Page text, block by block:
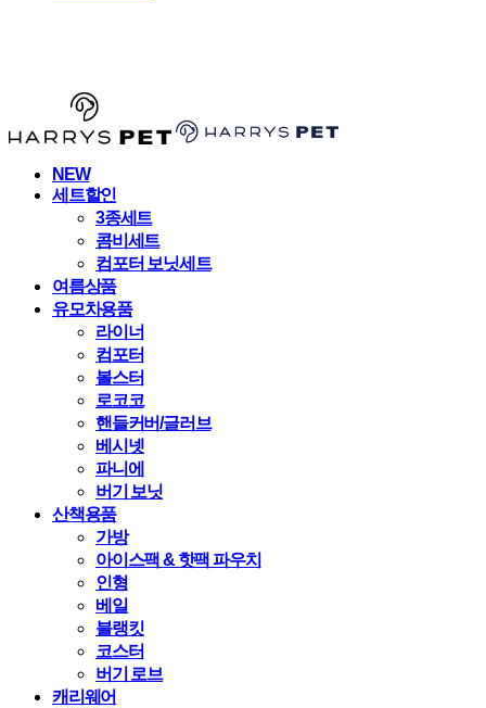
NEW
세트할인
3종세트
콤비세트
컴포터 보닛세트
여름상품
유모차용품
라이너
컴포터
볼스터
로코코
핸들커버/글러브
베시넷
파니에
버기 보닛
산책용품
가방
아이스팩 & 핫팩 파우치
인형
베일
블랭킷
코스터
버기 로브
캐리웨어